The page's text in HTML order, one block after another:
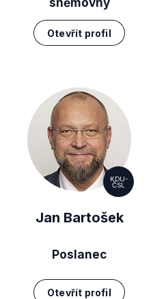
Otevřít profil
KDU-
ČSL
Jan Bartošek
Poslanec
Otevřít profil